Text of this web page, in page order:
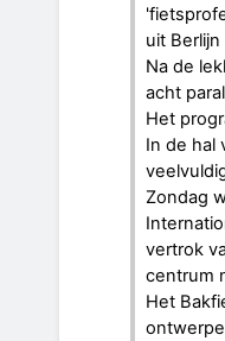
uit
Na de
acht
Het
In de hal
Zondag
vertrok
centrum
Het